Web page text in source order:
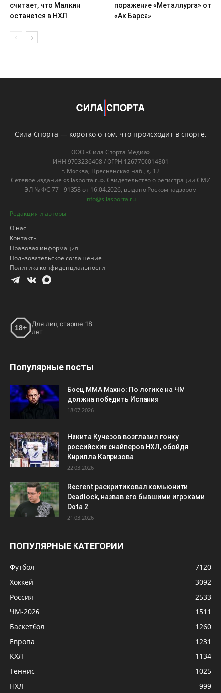
считает, что Малкин
останется в НХЛ
поражение «Металлурга» от
«Ак Барса»
Сила Спорта — коротко о том, что происходит в спорте.
ООО «Сила Спорта Медиа»
ИНН 9703236408 / ОГРН 1267700014801
г. Москва, Пресненская наб., д. 12
Сетевое издание «silasporta.ru». Свидетельство о регистрации СМИ
ЭЛ № ФС 77 - 91358 от 16.04.2026, выдано Роскомнадзором
info@silasporta.ru
Редакция и авторы
О нас
Контакты
Правовая информация
Пользовательское соглашение
Политика конфиденциальности
18+
Для лиц старше 18
лет
Популярные посты
Боец ММА Махно: По логике на ЧМ
должна победить Испания
18.07.2026
Никита Кучеров возглавил гонку
российских снайперов НХЛ, обойдя
Кирилла Капризова
22.03.2026
Recrent раскритиковал комьюнити
Deadlock, назвав его бывшими игроками
Dota 2
21.03.2026
ПОПУЛЯРНЫЕ КАТЕГОРИИ
Футбол
7120
Хоккей
3092
Россия
2533
ЧМ-2026
1511
Баскетбол
1260
Европа
1231
КХЛ
1134
Теннис
1025
НХЛ
999